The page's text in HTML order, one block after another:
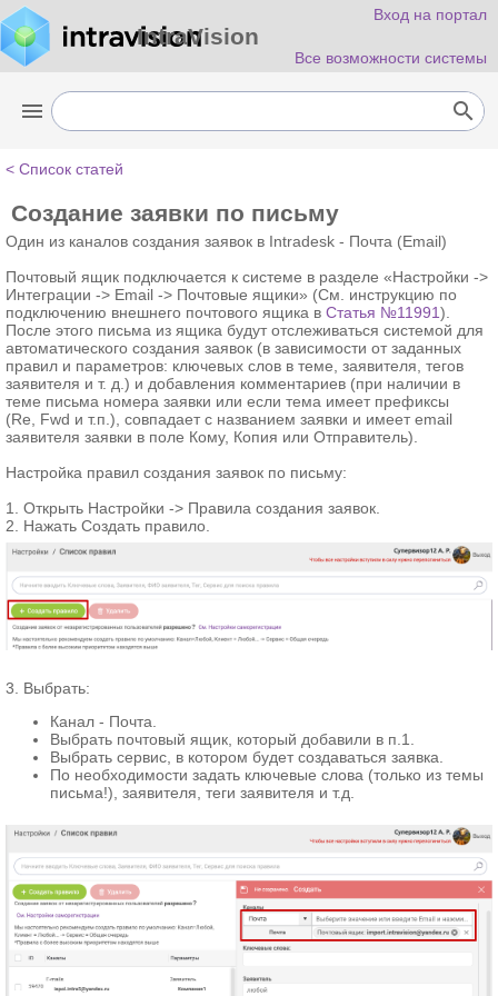
IntraVision
Вход на портал
Все возможности системы
menu search
< Список статей
Создание заявки по письму
Один из каналов создания заявок в Intradesk - Почта (Email)
Почтовый ящик подключается к системе в разделе «Настройки ->
Интеграции -> Email -> Почтовые ящики» (См. инструкцию по
подключению внешнего почтового ящика в Статья №11991).
После этого письма из ящика будут отслеживаться системой для
автоматического создания заявок (в зависимости от заданных
правил и параметров: ключевых слов в теме, заявителя, тегов
заявителя и т. д.) и добавления комментариев (при наличии в
теме письма номера заявки или если тема имеет префиксы
(Re, Fwd и т.п.), совпадает с названием заявки и имеет email
заявителя заявки в поле Кому, Копия или Отправитель).
Настройка правил создания заявок по письму:
1. Открыть Настройки -> Правила создания заявок.
2. Нажать Создать правило.
3. Выбрать:
Канал - Почта.
Выбрать почтовый ящик, который добавили в п.1.
Выбрать сервис, в котором будет создаваться заявка.
По необходимости задать ключевые слова (только из темы
письма!), заявителя, теги заявителя и т.д.